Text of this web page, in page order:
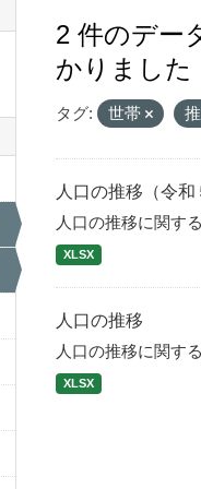
2 件のデー
かりました
タグ: 世帯
人口の推移（令和
人口の推移に関す
XLSX
人口の推移
人口の推移に関す
XLSX